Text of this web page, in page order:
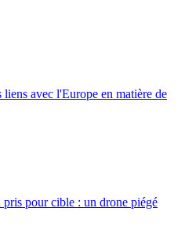
avec l'Europe en matière de
pour cible : un drone piégé